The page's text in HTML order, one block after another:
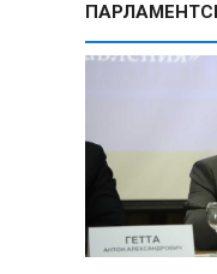
НАТО
В
новых
еще
так, это